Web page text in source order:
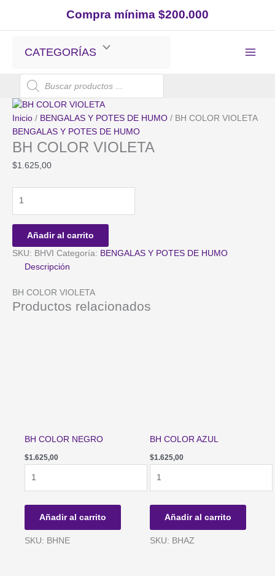
contenido
Compra mínima $200.000
CATEGORÍAS
Búsqueda
de
productos
Inicio / BENGALAS Y POTES DE HUMO / BH COLOR VIOLETA
BENGALAS Y POTES DE HUMO
BH COLOR VIOLETA
$1.625,00
cantidad
Añadir al carrito
SKU: BHVI Categoría: BENGALAS Y POTES DE HUMO
Descripción
BH COLOR VIOLETA
Productos relacionados
BH COLOR NEGRO
$1.625,00
Añadir al carrito
SKU: BHNE
BH COLOR AZUL
$1.625,00
Añadir al carrito
SKU: BHAZ